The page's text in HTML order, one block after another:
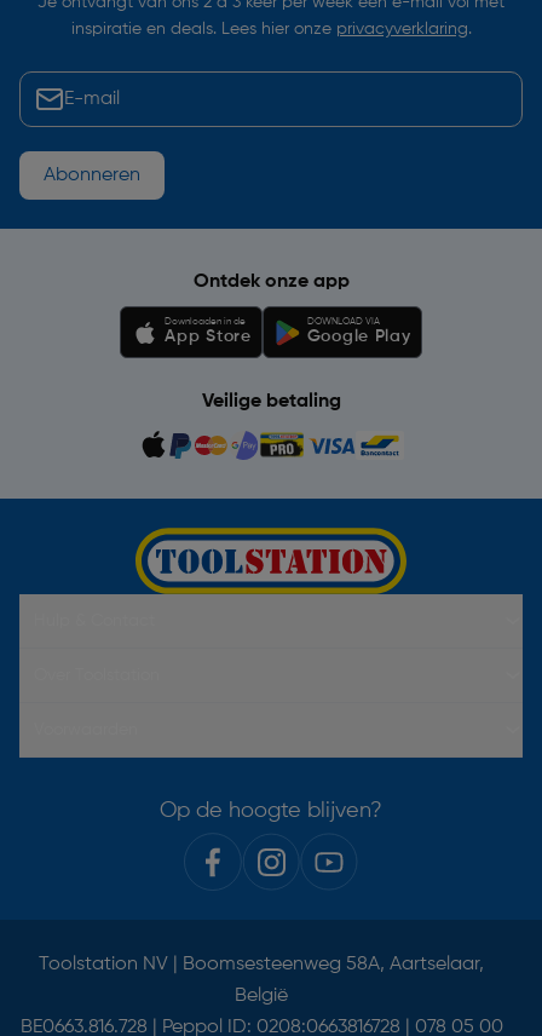
inspiratie en deals. Lees hier onze privacyverklaring.
Abonneren
Ontdek onze app
Downloaden in de
App Store
DOWNLOAD VIA
Google Play
Veilige betaling
Op de hoogte blijven?
Toolstation NV | Boomsesteenweg 58A, Aartselaar,
België
BE0663.816.728 | Peppol ID: 0208:0663816728 | 078 05 00